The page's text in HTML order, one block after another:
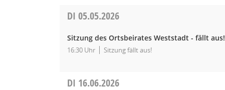
DI05.05.2026
Sitzung des Ortsbeirates Weststadt - fällt aus!
16:30 Uhr Sitzung fällt aus!
DI 16.06.2026